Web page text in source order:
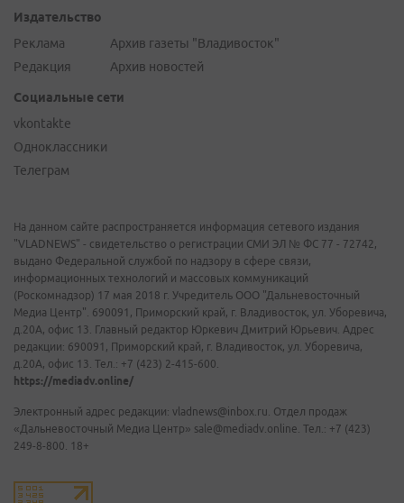
Издательство
Реклама
Редакция
Архив газеты "Владивосток"
Архив новостей
Социальные сети
vkontakte
Одноклассники
Телеграм
На данном сайте распространяется информация сетевого издания
"VLADNEWS" - свидетельство о регистрации СМИ ЭЛ № ФС 77 - 72742,
выдано Федеральной службой по надзору в сфере связи,
информационных технологий и массовых коммуникаций
(Роскомнадзор) 17 мая 2018 г. Учредитель ООО "Дальневосточный
Медиа Центр". 690091, Приморский край, г. Владивосток, ул. Уборевича,
д.20А, офис 13. Главный редактор Юркевич Дмитрий Юрьевич. Адрес
редакции: 690091, Приморский край, г. Владивосток, ул. Уборевича,
д.20А, офис 13. Тел.: +7 (423) 2-415-600.
https://mediadv.online/
Электронный адрес редакции: vladnews@inbox.ru. Отдел продаж
«Дальневосточный Медиа Центр» sale@mediadv.online. Тел.: +7 (423)
249-8-800. 18+